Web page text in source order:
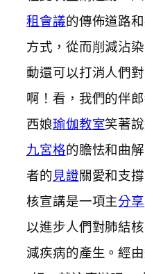
租會議的傳佈道路
方式，從而削減沾
動還可以打消人們
啊！看，我們的伴
西娘瑜伽教室笑著
九宮格的膽怯和曲
者的 見證 關愛和支
核宣講是一項主分享
以進步人們對肺結
減疾病的產生。經